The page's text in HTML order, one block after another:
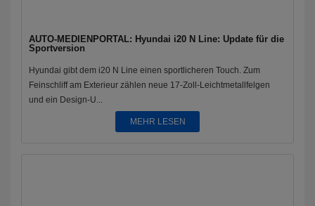
AUTO-MEDIENPORTAL: Hyundai i20 N Line: Update für die
Sportversion
Hyundai gibt dem i20 N Line einen sportlicheren Touch. Zum
Feinschliff am Exterieur zählen neue 17-Zoll-Leichtmetallfelgen
und ein Design-U...
MEHR LESEN